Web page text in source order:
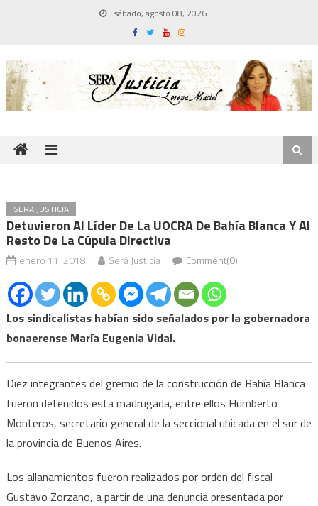
sábado, agosto 08, 2026
SERA JUSTICIA
Detuvieron Al Líder De La UOCRA De Bahía Blanca Y Al
Resto De La Cúpula Directiva
enero 11, 2018 Será Justicia Comment(0)
Los sindicalistas habían sido señalados por la gobernadora
bonaerense María Eugenia Vidal.
Diez integrantes del gremio de la construcción de Bahía Blanca
fueron detenidos esta madrugada, entre ellos Humberto
Monteros, secretario general de la seccional ubicada en el sur de
la provincia de Buenos Aires.
Los allanamientos fueron realizados por orden del fiscal
Gustavo Zorzano, a partir de una denuncia presentada por